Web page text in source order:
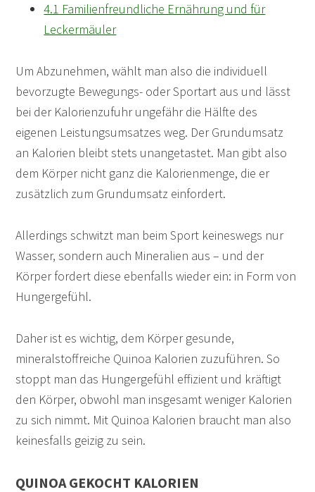
4.1 Familienfreundliche Ernährung und für
Leckermäuler
Um Abzunehmen, wählt man also die individuell
bevorzugte Bewegungs- oder Sportart aus und lässt
bei der Kalorienzufuhr ungefähr die Hälfte des
eigenen Leistungsumsatzes weg. Der Grundumsatz
an Kalorien bleibt stets unangetastet. Man gibt also
dem Körper nicht ganz die Kalorienmenge, die er
zusätzlich zum Grundumsatz einfordert.
Allerdings schwitzt man beim Sport keineswegs nur
Wasser, sondern auch Mineralien aus – und der
Körper fordert diese ebenfalls wieder ein: in Form von
Hungergefühl.
Daher ist es wichtig, dem Körper gesunde,
mineralstoffreiche Quinoa Kalorien zuzuführen. So
stoppt man das Hungergefühl effizient und kräftigt
den Körper, obwohl man insgesamt weniger Kalorien
zu sich nimmt. Mit Quinoa Kalorien braucht man also
keinesfalls geizig zu sein.
QUINOA GEKOCHT KALORIEN